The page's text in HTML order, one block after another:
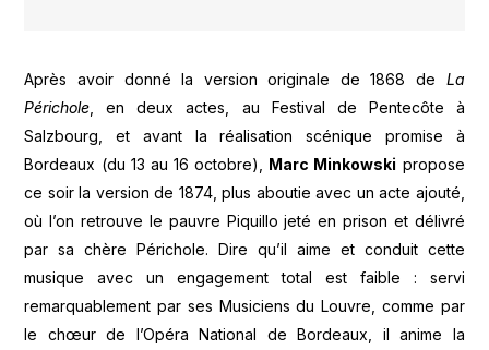
Après avoir donné la version originale de 1868 de La
Périchole , en deux actes, au Festival de Pentecôte à
Salzbourg, et avant la réalisation scénique promise à
Bordeaux (du 13 au 16 octobre), Marc Minkowski propose
ce soir la version de 1874, plus aboutie avec un acte ajouté,
où l’on retrouve le pauvre Piquillo jeté en prison et délivré
par sa chère Périchole. Dire qu’il aime et conduit cette
musique avec un engagement total est faible : servi
remarquablement par ses Musiciens du Louvre, comme par
le chœur de l’Opéra National de Bordeaux, il anime la